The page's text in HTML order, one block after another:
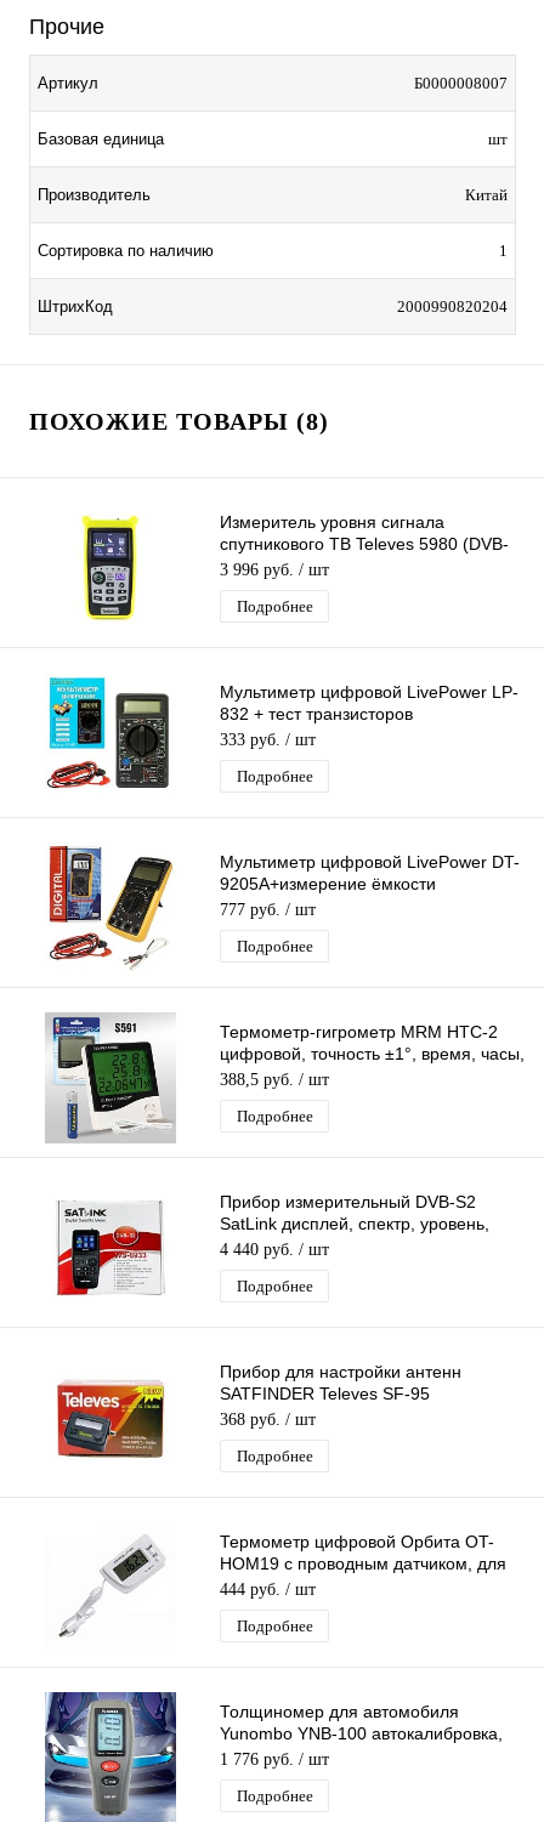
Прочие
Артикул Б0000008007
Базовая единица шт
Производитель Китай
Сортировка по наличию 1
ШтрихКод 2000990820204
ПОХОЖИЕ ТОВАРЫ (8)
Измеритель уровня сигнала
спутникового ТВ Televes 5980 (DVB-
S2)
3 996 руб. / шт
Подробнее
Мультиметр цифровой LivePower LP-
832 + тест транзисторов
Профессиональный
мультиизмерительный Тестер
333 руб. / шт
Подробнее
Мультиметр цифровой LivePower DT-
9205A+измерение ёмкости
Профессиональный
мультиизмерительный Тестер
777 руб. / шт
Подробнее
Термометр-гигрометр MRM HTC-2
цифровой, точность ±1°, время, часы,
будильник, проводной датчик
388,5 руб. / шт
Подробнее
Прибор измерительный DVB-S2
SatLink дисплей, спектр, уровень,
транспондер
4 440 руб. / шт
Подробнее
Прибор для настройки антенн
SATFINDER Televes SF-95
стрелочный измеритель спутникового
сигнала
368 руб. / шт
Подробнее
Термометр цифровой Орбита OT-
HOM19 с проводным датчиком, для
улицы, дома, почвы
444 руб. / шт
Подробнее
Толщиномер для автомобиля
Yunombo YNB-100 автокалибровка,
подсветка, автовыключение
1 776 руб. / шт
Подробнее